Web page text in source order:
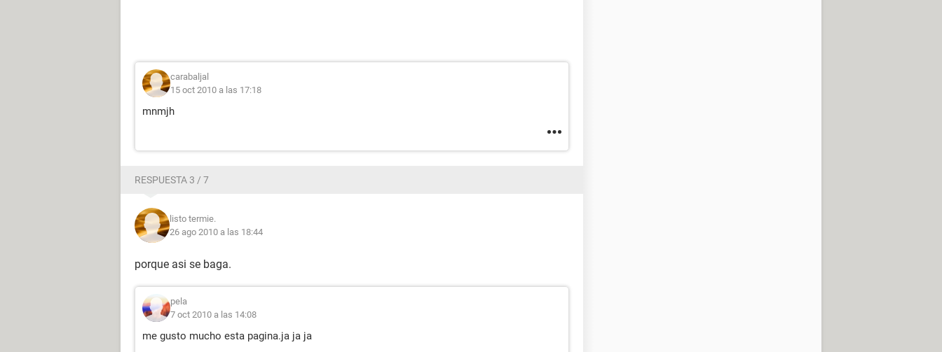
carabaljal
15 oct 2010 a las 17:18
mnmjh
RESPUESTA 3 / 7
listo termie.
26 ago 2010 a las 18:44
porque asi se baga.
pela
7 oct 2010 a las 14:08
me gusto mucho esta pagina.ja ja ja